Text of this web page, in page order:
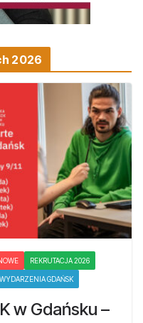
2026
REKRUTACJA 2026
WYDARZENIA GDAŃSK
w Gdańsku –